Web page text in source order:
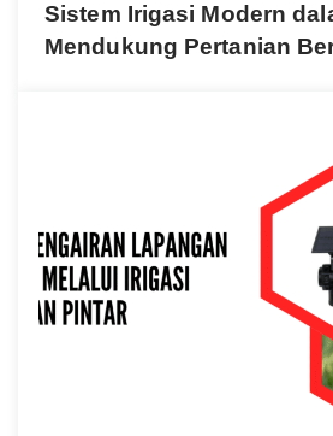
Sistem Irigasi Modern
Mendukung Pertanian